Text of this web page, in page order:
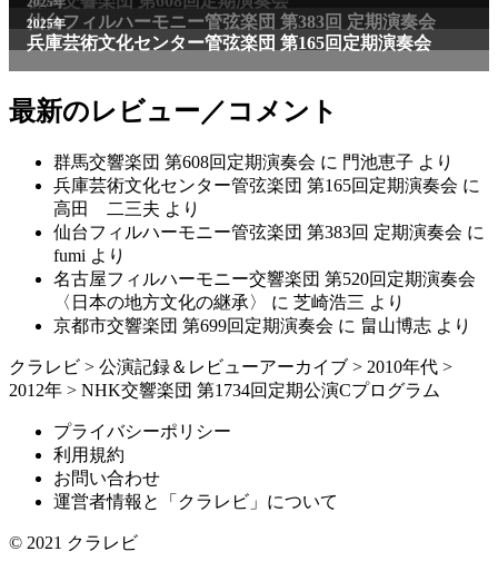
最新のレビュー／コメント
群馬交響楽団 第608回定期演奏会 に 門池恵子 より
兵庫芸術文化センター管弦楽団 第165回定期演奏会 に
高田 二三夫 より
仙台フィルハーモニー管弦楽団 第383回 定期演奏会 に
fumi より
名古屋フィルハーモニー交響楽団 第520回定期演奏会
〈日本の地方文化の継承〉
に 芝崎浩三 より
京都市交響楽団 第699回定期演奏会 に 畠山博志 より
クラレビ > 公演記録＆レビューアーカイブ > 2010年代 >
2012年 > NHK交響楽団 第1734回定期公演Cプログラム
プライバシーポリシー
利用規約
お問い合わせ
運営者情報と「クラレビ」について
© 2021 クラレビ